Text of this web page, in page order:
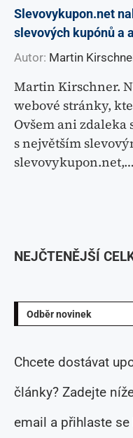
Slevovykupon.net
slevových kupónů a
Autor: Martin
Martin Kirschner.
webové stránky,
Ovšem ani zdaleka
s největším
slevovykupon.net,…
Odběr novinek
Chcete dostávat
články? Zadejte
email a přihlaste
NEJČTENĚJŠÍ